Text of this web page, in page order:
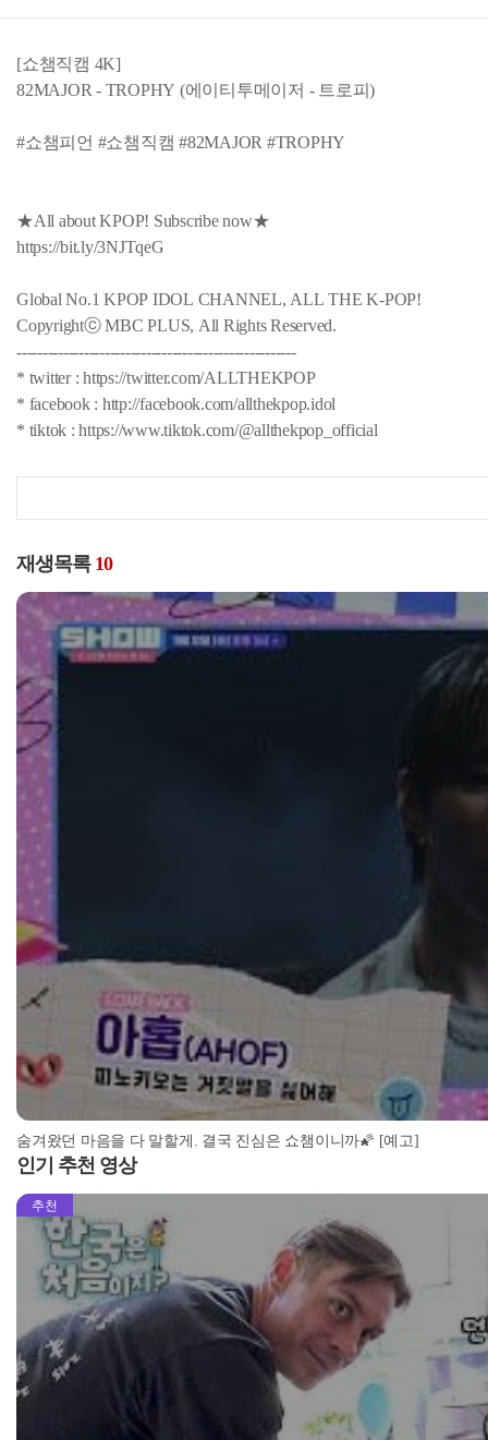
[쇼챔직캠 4K]
82MAJOR - TROPHY (에이티투메이저 - 트로피)
#쇼챔피언 #쇼챔직캠 #82MAJOR #TROPHY
★All about KPOP! Subscribe now★
https://bit.ly/3NJTqeG
Global No.1 KPOP IDOL CHANNEL, ALL THE K-POP!
Copyrightⓒ MBC PLUS, All Rights Reserved.
------------------------------------------------------
* twitter : https://twitter.com/ALLTHEKPOP
* facebook : http://facebook.com/allthekpop.idol
* tiktok : https://www.tiktok.com/@allthekpop_official
재생목록 10
숨겨왔던 마음을 다 말할게. 결국 진심은 쇼챔이니까🌠 [예고]
인기 추천 영상
추천